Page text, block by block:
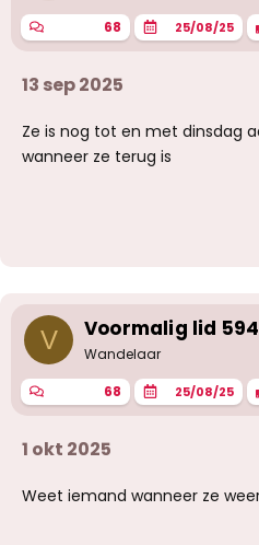
n
:
68 25/08/25
13 sep 2025
Ze is nog tot en met dinsdag
wanneer ze terug is
V Voormalig lid
Wandelaar
68 25/08/25
1 okt 2025
Weet iemand wanneer ze